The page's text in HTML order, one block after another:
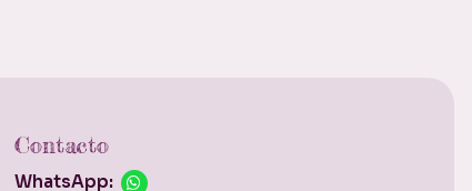
Contacto
WhatsApp: